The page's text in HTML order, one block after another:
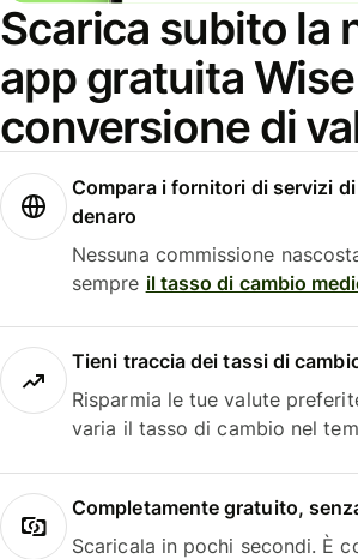
Scarica subito la
app gratuita
conversione di
Compara i fornitori di servizi
denaro
Nessuna commissione
sempre il tasso di cambio
Tieni traccia dei tassi di
Risparmia le tue valute
varia il tasso di cambio nel
Completamente gratuito,
Scaricala in pochi secondi. È